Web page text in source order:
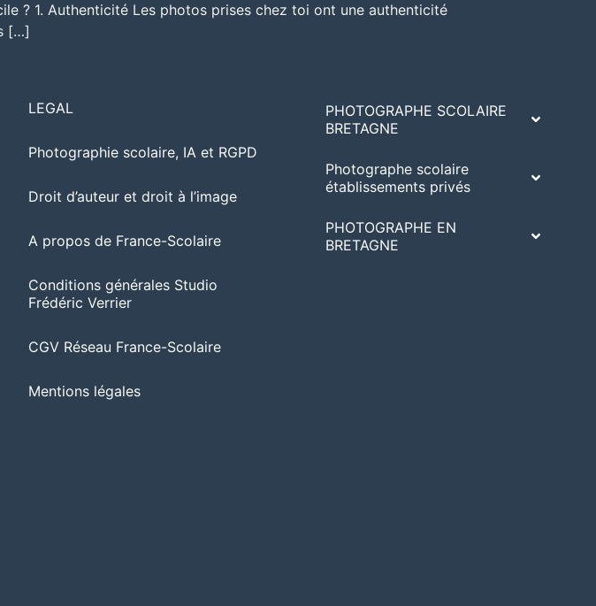
? 1. Authenticité Les photos prises chez toi ont une authenticité
[…]
LEGAL
Photographie scolaire, IA et RGPD
Droit d’auteur et droit à l’image
A propos de France-Scolaire
Conditions générales Studio
Frédéric Verrier
CGV Réseau France-Scolaire
Mentions légales
PHOTOGRAPHE SCOLAIRE
BRETAGNE
Photographe scolaire
établissements privés
PHOTOGRAPHE EN
BRETAGNE